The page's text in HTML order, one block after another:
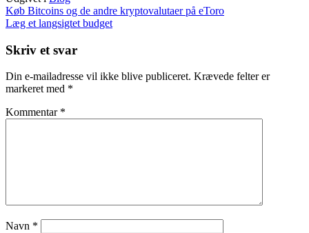
Indlægsnavigation
Køb Bitcoins og de andre kryptovalutaer på eToro
Læg et langsigtet budget
Skriv et svar
Din e-mailadresse vil ikke blive publiceret. Krævede felter er
markeret med *
Kommentar *
Navn *